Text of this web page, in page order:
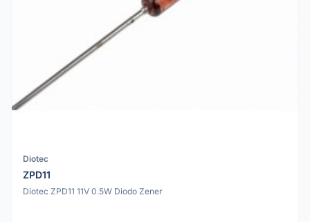
Diotec
ZPD11
Diotec ZPD11 11V 0.5W Diodo Zener